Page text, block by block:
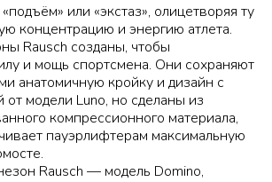
или «экстаз», олицетворяя ту
концентрацию и энергию атлета.
Rausch созданы, чтобы
и мощь спортсмена. Они сохраняют
анатомичную кройку и дизайн с
от модели Luno, но сделаны из
компрессионного материала,
пауэрлифтерам максимальную
Rausch — модель Domino,